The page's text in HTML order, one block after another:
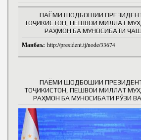
ПАЁМИ ШОДБОШИИ
ТОҶИКИСТОН, ПЕШВОИ МИЛЛАТ
РАҲМОН БА МУНОСИБАТИ
Манбаъ: http://president.tj/node/33674
ПАЁМИ ШОДБОШИИ
ТОҶИКИСТОН, ПЕШВОИ МИЛЛАТ
РАҲМОН БА МУНОСИБАТИ РӮЗИ